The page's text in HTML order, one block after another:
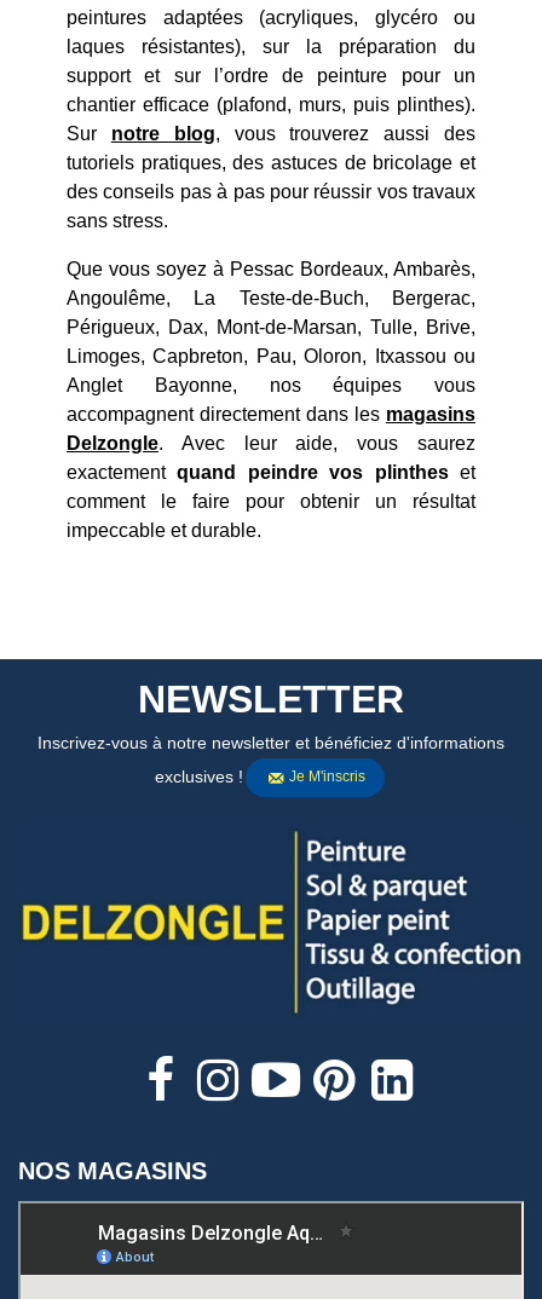
peintures adaptées (acryliques, glycéro ou
laques résistantes), sur la préparation du
support et sur l’ordre de peinture pour un
chantier efficace (plafond, murs, puis plinthes).
Sur notre blog, vous trouverez aussi des
tutoriels pratiques, des astuces de bricolage et
des conseils pas à pas pour réussir vos travaux
sans stress.
Que vous soyez à Pessac Bordeaux, Ambarès,
Angoulême, La Teste-de-Buch, Bergerac,
Périgueux, Dax, Mont-de-Marsan, Tulle, Brive,
Limoges, Capbreton, Pau, Oloron, Itxassou ou
Anglet Bayonne, nos équipes vous
accompagnent directement dans les magasins
Delzongle. Avec leur aide, vous saurez
exactementquand peindre vos plintheset
comment le faire pour obtenir un résultat
impeccable et durable.
NEWSLETTER
Inscrivez-vous à notre newsletter et bénéficiez d'informations
exclusives !
Je M'inscris
NOS MAGASINS